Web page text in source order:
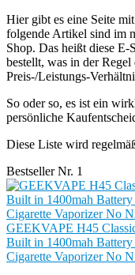
Hier gibt es eine Seite
folgende Artikel sind im
Shop. Das heißt diese E-
bestellt, was in der
Preis-/Leistungs-
So oder so, es ist ein
persönliche
Diese Liste wird
Bestseller Nr. 1
GEEKVAPE H45
Built in 1400mah
Cigarette Vaporizer No